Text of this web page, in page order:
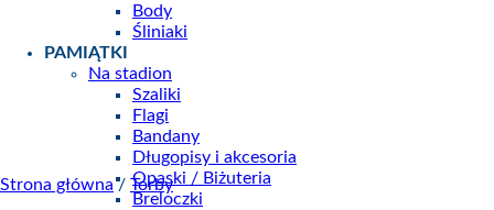
Body
Śliniaki
PAMIĄTKI
Na stadion
Szaliki
Flagi
Bandany
Długopisy i akcesoria
Opaski / Biżuteria
Breloczki
Strona główna / Torby